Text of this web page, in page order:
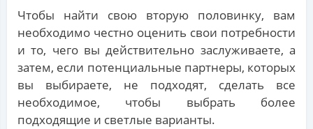
Чтобы найти свою вторую половинку, вам
необходимо честно оценить свои потребности
и то, чего вы действительно заслуживаете, а
затем, если потенциальные партнеры, которых
вы выбираете, не подходят, сделать все
необходимое, чтобы выбрать более
подходящие и светлые варианты.